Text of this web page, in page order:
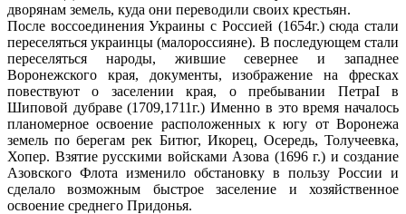
дворянам земель, куда они переводили своих крестьян.
После воссоединения Украины с Россией (1654г.) сюда стали
переселяться украинцы (малороссияне). В последующем стали
переселяться народы, жившие севернее и западнее
Воронежского края, документы, изображение на фресках
повествуют о заселении края, о пребывании ПетраI в
Шиповой дубраве (1709,1711г.) Именно в это время началось
планомерное освоение расположенных к югу от Воронежа
земель по берегам рек Битюг, Икорец, Осередь, Толучеевка,
Хопер. Взятие русскими войсками Азова (1696 г.) и создание
Азовского Флота изменило обстановку в пользу России и
сделало возможным быстрое заселение и хозяйственное
освоение среднего Придонья.